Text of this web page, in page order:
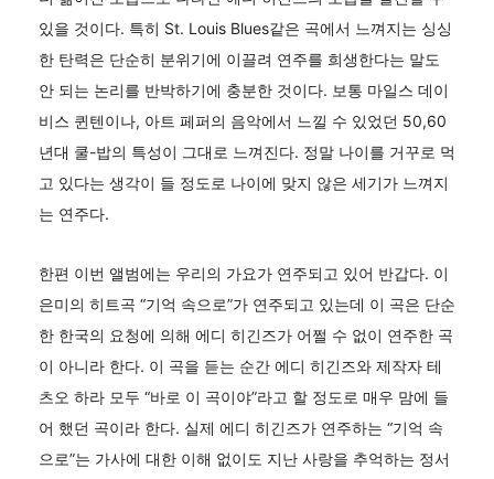
있을 것이다. 특히 St. Louis Blues같은 곡에서 느껴지는 싱싱
한 탄력은 단순히 분위기에 이끌려 연주를 희생한다는 말도
안 되는 논리를 반박하기에 충분한 것이다. 보통 마일스 데이
비스 퀸텐이나, 아트 페퍼의 음악에서 느낄 수 있었던 50,60
년대 쿨-밥의 특성이 그대로 느껴진다. 정말 나이를 거꾸로 먹
고 있다는 생각이 들 정도로 나이에 맞지 않은 세기가 느껴지
는 연주다.
한편 이번 앨범에는 우리의 가요가 연주되고 있어 반갑다. 이
은미의 히트곡 “기억 속으로”가 연주되고 있는데 이 곡은 단순
한 한국의 요청에 의해 에디 히긴즈가 어쩔 수 없이 연주한 곡
이 아니라 한다. 이 곡을 듣는 순간 에디 히긴즈와 제작자 테
츠오 하라 모두 “바로 이 곡이야”라고 할 정도로 매우 맘에 들
어 했던 곡이라 한다. 실제 에디 히긴즈가 연주하는 “기억 속
으로”는 가사에 대한 이해 없이도 지난 사랑을 추억하는 정서